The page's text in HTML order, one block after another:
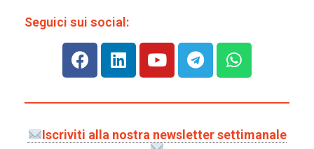
Seguici sui social:
Iscriviti alla nostra newsletter settimanale